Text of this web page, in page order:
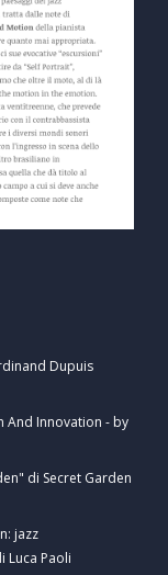
Dupuis
And Innovation - by
di Secret Garden
jazz
Paoli